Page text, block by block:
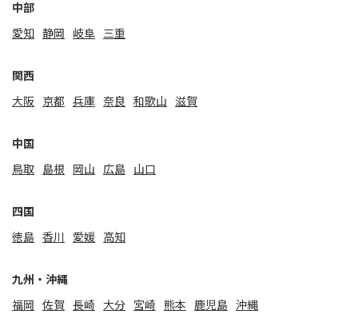
中部
愛知 静岡 岐阜 三重
関⻄
大阪
京都 兵庫 奈良 和歌山 滋賀
中国
鳥取
島根 岡山 広島 山口
四国
徳島 香川 愛媛 高知
九州・沖縄
福岡
佐賀 ⻑崎 大分 宮崎 熊本 鹿児島 沖縄